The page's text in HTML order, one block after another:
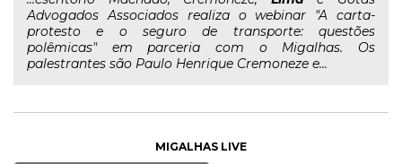
Advogados Associados realiza o webinar "A carta-
protesto e o seguro de transporte: questões
polêmicas" em parceria com o Migalhas. Os
palestrantes são Paulo Henrique Cremoneze e...
MIGALHAS LIVE